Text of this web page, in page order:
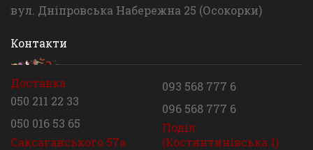
вул. Дніпровська Набережна 25 (Осокорки)
Контакти
Доставка
050 211 22 33
050 016 53 65
Саксаганського 57а
093 568 777 6
096 568 777 6
Поділ
(Костянтинівська 1)